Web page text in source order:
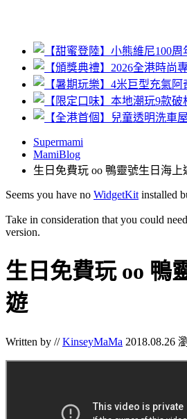
Supermami
MamiBlog
生日免費玩 oo 鴨靈號生日海上
Seems you have no WidgetKit installed
Take in consideration that you could
version.
生日免費玩 oo 鴨
遊
Written by //KinseyMaMa 2018.08.26